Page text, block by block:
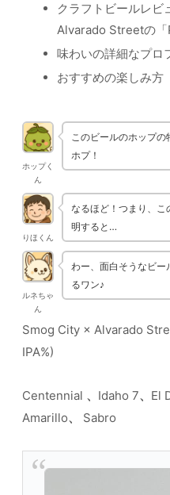
クラフトビールレ
Alvarado Streetの
味わいの詳細なプロ
おすすめの楽しみ方
ホップく
ん
このビールのホップ
ホプ！
りほくん
なるほど！つまり、こ
明すると…
ルネちゃ
ん
わー、面白そうなビー
るワン♪
Smog City × Alvarado
IPA%)
Centennial 、 Idaho 7、 El
Amarillo、 Sabro